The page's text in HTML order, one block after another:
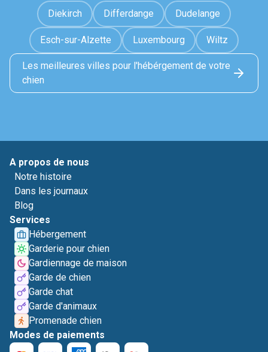
Diekirch Differdange Dudelange
Esch-sur-Alzette Luxembourg Wiltz
Les meilleures villes pour l'hébérgement de votre
chien
A propos de nous
Notre histoire
Dans les journaux
Blog
Services
Hébergement
Garderie pour chien
Gardiennage de maison
Garde de chien
Garde chat
Garde d'animaux
Promenade chien
Modes de paiements